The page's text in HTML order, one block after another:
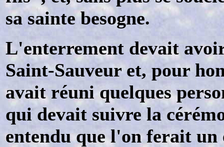
sa sainte besogne.
L'enterrement devait
Saint-Sauveur et, pour
avait réuni quelques
qui devait suivre la
entendu que l'on ferait